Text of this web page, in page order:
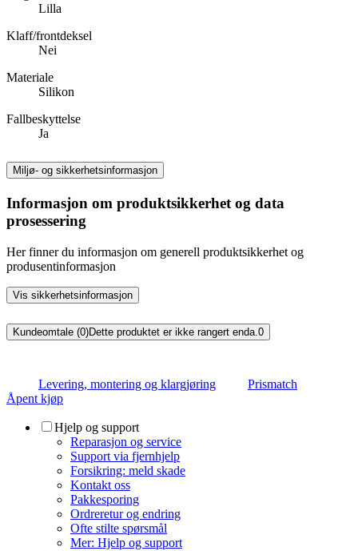
Lilla
Klaff/frontdeksel
Nei
Materiale
Silikon
Fallbeskyttelse
Ja
Miljø- og sikkerhetsinformasjon
Informasjon om produktsikkerhet og data
prosessering
Her finner du informasjon om generell produktsikkerhet og
produsentinformasjon
Vis sikkerhetsinformasjon
Kundeomtale (0)Dette produktet er ikke rangert enda.0
Levering, montering og klargjøring
Prismatch
Åpent kjøp
Hjelp og support
Reparasjon og service
Support via fjernhjelp
Forsikring: meld skade
Kontakt oss
Pakkesporing
Ordreretur og endring
Ofte stilte spørsmål
Mer: Hjelp og support